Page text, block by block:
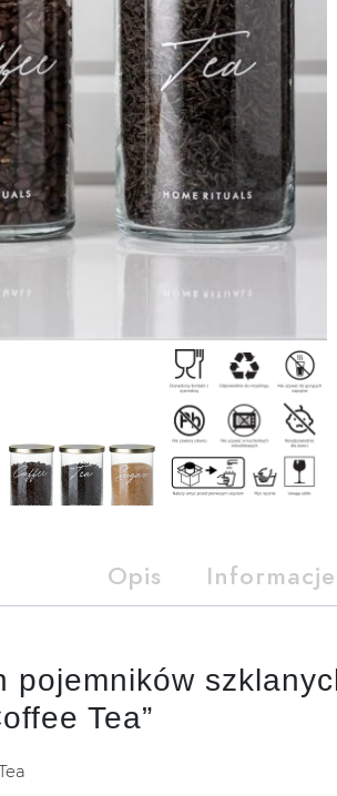
Opis
pojemników
Tea”